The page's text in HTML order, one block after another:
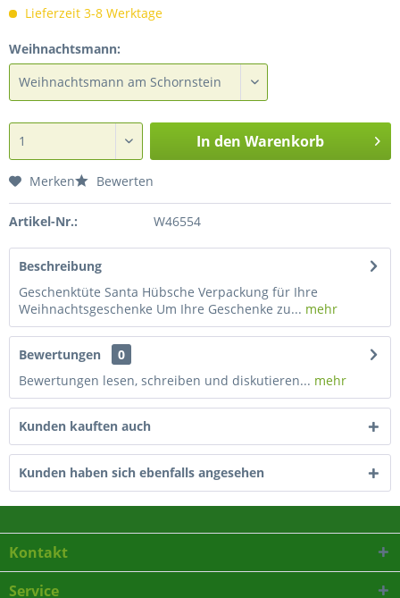
Lieferzeit 3-8 Werktage
Weihnachtsmann:
In den Warenkorb
Merken Bewerten
Artikel-Nr.: W46554
Beschreibung
Geschenktüte Santa Hübsche Verpackung für Ihre
Weihnachtsgeschenke Um Ihre Geschenke zu... mehr
Bewertungen
0
Bewertungen lesen, schreiben und diskutieren... mehr
Kunden kauften auch
Kunden haben sich ebenfalls angesehen
Kontakt
Service